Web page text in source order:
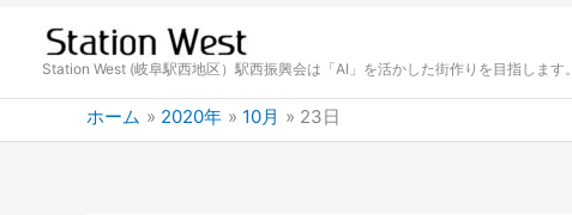
ス
Station West (岐阜駅西地区）駅西振興会は「AI」を活かした街作りを目指します。
ホーム 2020年 10月 23日